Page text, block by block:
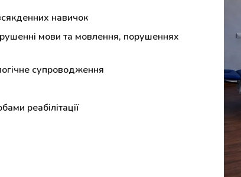
навичок
мови та мовлення, порушеннях
супроводження
реабілітації